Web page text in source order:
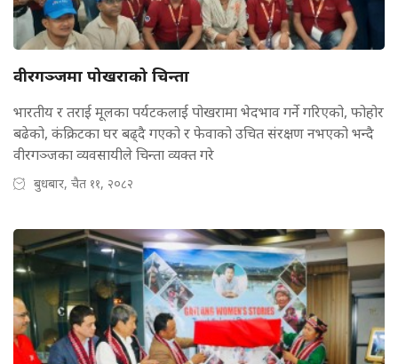
वीरगञ्जमा पोखराको चिन्ता
भारतीय र तराई मूलका पर्यटकलाई पोखरामा भेदभाव गर्ने गरिएको, फोहोर
बढेको, कंक्रिटका घर बढ्दै गएको र फेवाको उचित संरक्षण नभएको भन्दै
वीरगञ्जका व्यवसायीले चिन्ता व्यक्त गरे
बुधबार, चैत ११, २०८२